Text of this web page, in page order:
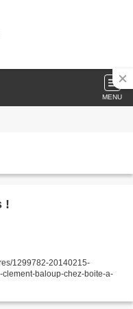
MENU
!
1299782-20140215-
baloup-chez-boite-a-